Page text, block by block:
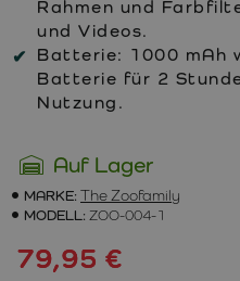
Rahmen und
und Videos.
Batterie: 1000 mAh
Batterie für 2
Nutzung.
Auf Lager
MARKE: The Zoofamily
MODELL: ZOO-004-1
79,95 €